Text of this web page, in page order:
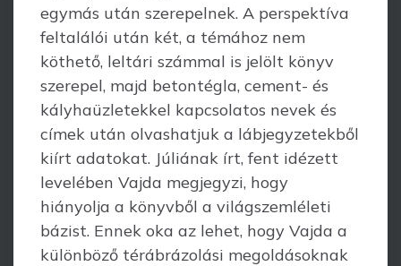
egymás után szerepelnek. A perspektíva
feltalálói után két, a témához nem
köthető, leltári számmal is jelölt könyv
szerepel, majd betontégla, cement- és
kályhaüzletekkel kapcsolatos nevek és
címek után olvashatjuk a lábjegy­zetekből
kiírt adatokat. Júliának írt, fent idézett
levelében Vajda megjegyzi, hogy
hiányolja a könyvből a világszemléleti
bázist. Ennek oka az lehet, hogy Vajda a
különböző térábrázolási megoldásoknak